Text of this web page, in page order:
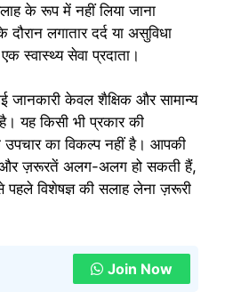
के रूप में नहीं लिया जाना
लगातार दर्द या असुविधा
स्वास्थ्य सेवा प्रदाता।
केवल शैक्षिक और सामान्य
यह किसी भी प्रकार की
उपचार का विकल्प नहीं है। आपकी
और ज़रूरतें अलग-अलग हो सकती हैं,
पहले विशेषज्ञ की सलाह लेना ज़रूरी
Join Now